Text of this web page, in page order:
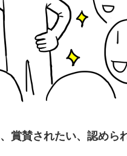
賞賛されたい、認めら